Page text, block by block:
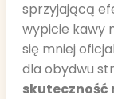
sprzyjającą
wypicie kawy
się mniej
dla obydwu
skuteczność